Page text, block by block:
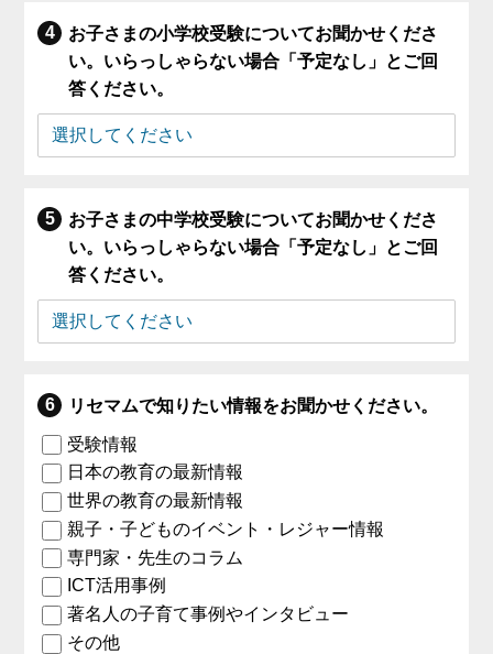
お子さまの小学校受験についてお聞かせくださ
い。いらっしゃらない場合「予定なし」とご回
答ください。
お子さまの中学校受験についてお聞かせくださ
い。いらっしゃらない場合「予定なし」とご回
答ください。
リセマムで知りたい情報をお聞かせください。
受験情報
日本の教育の最新情報
世界の教育の最新情報
親子・子どものイベント・レジャー情報
専門家・先生のコラム
ICT活用事例
著名人の子育て事例やインタビュー
その他